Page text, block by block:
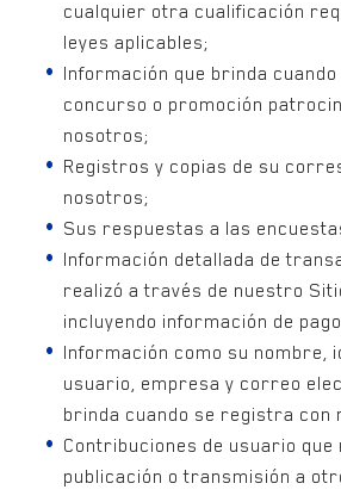
cualquier otra cualificación
leyes aplicables;
Información que brinda
concurso o promoción
nosotros;
Registros y copias de su
nosotros;
Sus respuestas a las
Información detallada de
realizó a través de nuestro
incluyendo información de
Información como su nombre,
usuario, empresa y correo
brinda cuando se registra con
Contribuciones de usuario que
publicación o transmisión a